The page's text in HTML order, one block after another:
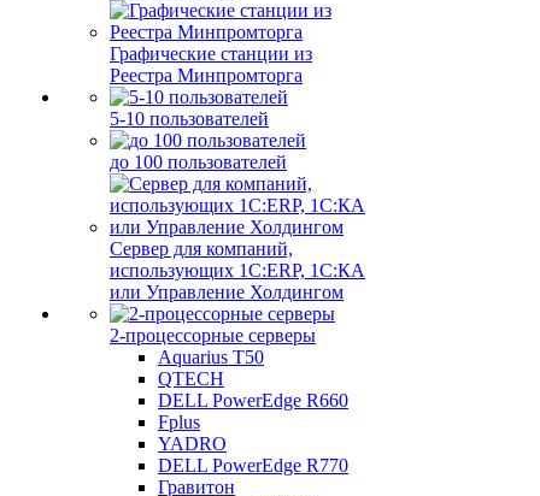
Графические станции из
Реестра Минпромторга
5-10 пользователей
до 100 пользователей
Сервер для компаний,
использующих 1C:ERP, 1С:КА
или Управление Холдингом
2-процессорные серверы
Aquarius T50
QTECH
DELL PowerEdge R660
Fplus
YADRO
DELL PowerEdge R770
Гравитон